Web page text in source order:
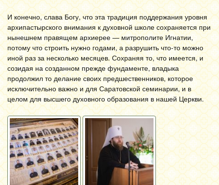
И конечно, слава Богу, что эта традиция поддержания уровня
архипастырского внимания к духовной школе сохраняется при
нынешнем правящем архиерее — митрополите Игнатии,
потому что строить нужно годами, а разрушить что-то можно
иной раз за несколько месяцев. Сохраняя то, что имеется, и
созидая на созданном прежде фундаменте, владыка
продолжил то делание своих предшественников, которое
исключительно важно и для Саратовской семинарии, и в
целом для высшего духовного образования в нашей Церкви.